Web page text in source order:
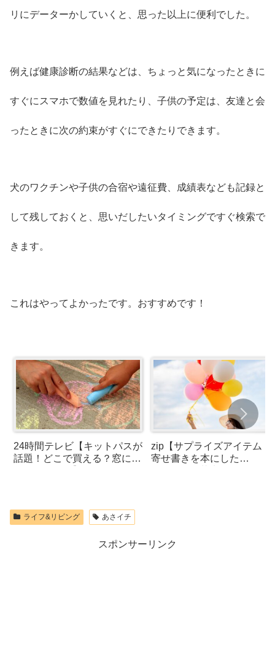
リにデーターかしていくと、思った以上に便利でした。
例えば健康診断の結果などは、ちょっと気になったときに
すぐにスマホで数値を見れたり、子供の予定は、友達と会
ったときに次の約束がすぐにできたりできます。
犬のワクチンや子供の合宿や遠征費、成績表なども記録と
して残しておくと、思いだしたいタイミングですぐ検索で
きます。
これはやってよかったです。おすすめです！
24時間テレビ【キットパスが
話題！どこで買える？窓にか
zip【サプライズアイテム！
寄せ書きを本にした
ライフ&リビング あさイチ
スポンサーリンク